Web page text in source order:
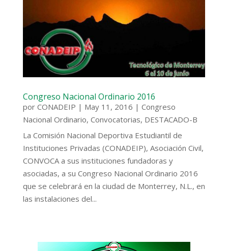
Congreso Nacional Ordinario 2016
por CONADEIP | May 11, 2016 | Congreso
Nacional Ordinario, Convocatorias, DESTACADO-B
La Comisión Nacional Deportiva Estudiantil de
Instituciones Privadas (CONADEIP), Asociación Civil,
CONVOCA a sus instituciones fundadoras y
asociadas, a su Congreso Nacional Ordinario 2016
que se celebrará en la ciudad de Monterrey, N.L., en
las instalaciones del...